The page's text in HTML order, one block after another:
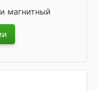
магнитный